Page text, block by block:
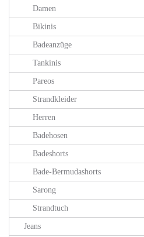
Damen
Bikinis
Badeanzüge
Tankinis
Pareos
Strandkleider
Herren
Badehosen
Badeshorts
Bade-Bermudashorts
Sarong
Strandtuch
Jeans